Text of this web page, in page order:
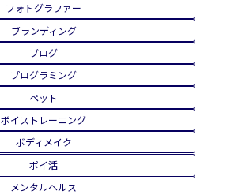
フォトグラファー
ブランディング
ブログ
プログラミング
ペット
ボイストレーニング
ボディメイク
ポイ活
メンタルヘルス